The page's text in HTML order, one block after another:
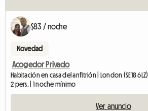
$83 / noche
Novedad
Acogedor Privado
Habitación en casa del anfitrión | London (SE18 6LZ)
2 pers. | 1 noche mínimo
Ver anuncio